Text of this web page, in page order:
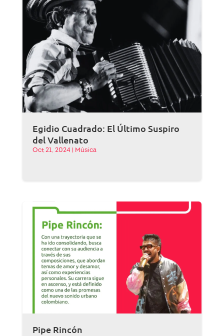
Egidio Cuadrado: El Último Suspiro
del Vallenato
Oct 21, 2024 Música
Pipe Rincón